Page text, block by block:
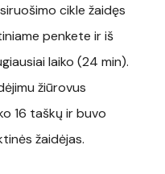
cikle žaidęs
penkete ir iš
laiko (24 min).
žiūrovus
16 taškų ir buvo
žaidėjas.